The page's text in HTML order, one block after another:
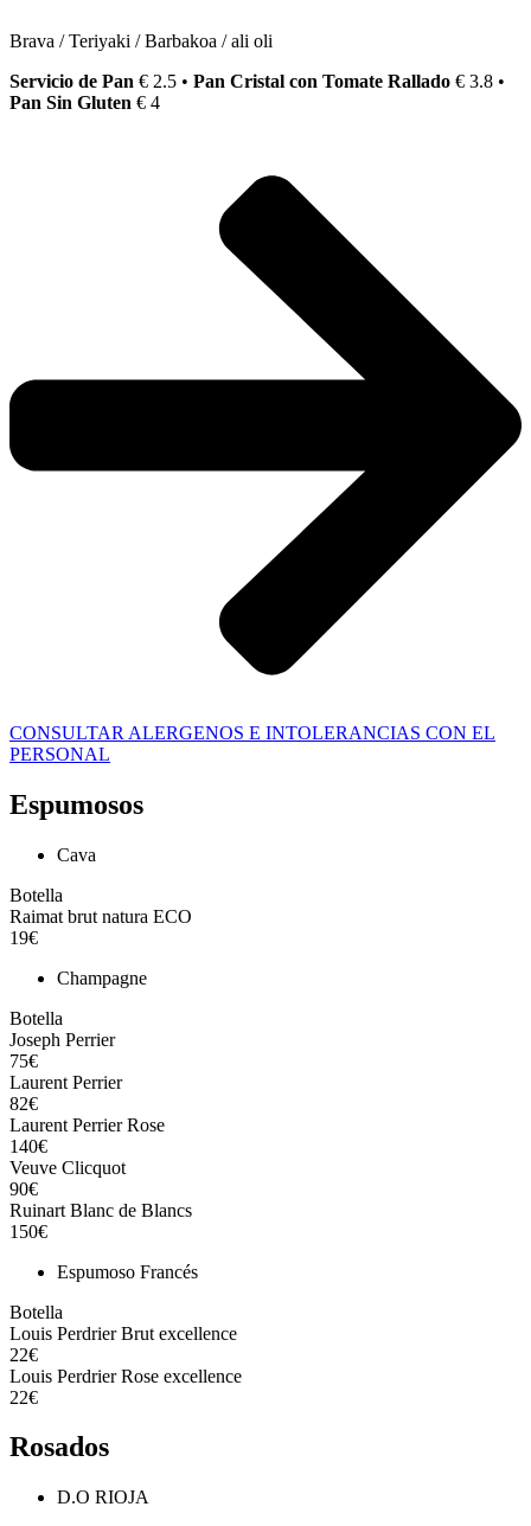
Brava / Teriyaki / Barbakoa / ali oli
Servicio de Pan € 2.5 • Pan Cristal con Tomate Rallado € 3.8 •
Pan Sin Gluten € 4
CONSULTAR ALERGENOS E INTOLERANCIAS CON EL
PERSONAL
Espumosos
Cava
Botella
Raimat brut natura ECO
19€
Champagne
Botella
Joseph Perrier
75€
Laurent Perrier
82€
Laurent Perrier Rose
140€
Veuve Clicquot
90€
Ruinart Blanc de Blancs
150€
Espumoso Francés
Botella
Louis Perdrier Brut excellence
22€
Louis Perdrier Rose excellence
22€
Rosados
D.O RIOJA